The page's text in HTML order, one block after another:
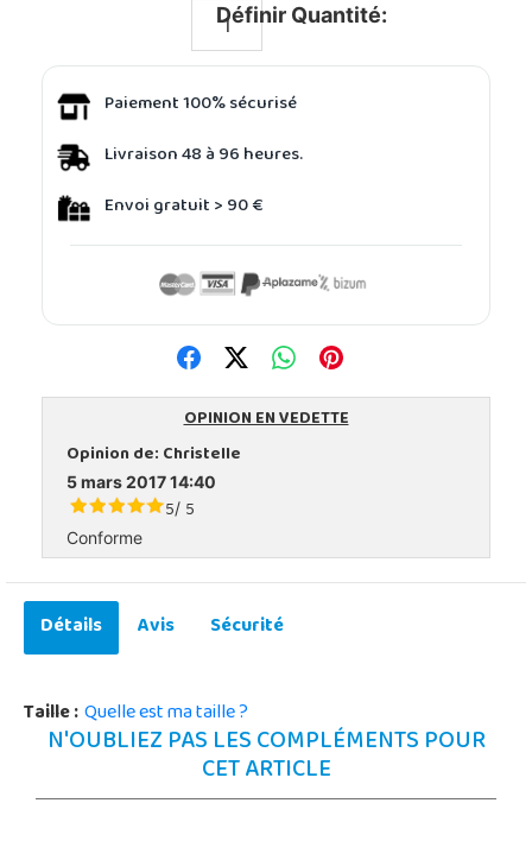
Définir Quantité:
Paiement 100% sécurisé
Livraison 48 à 96 heures.
Envoi gratuit > 90 €
OPINION EN VEDETTE
Opinion de:Christelle
5 mars 2017 14:40
5/ 5
Conforme
Détails Avis Sécurité
Taille :Quelle est ma taille ?
N'OUBLIEZ PAS LES COMPLÉMENTS POUR
CET ARTICLE